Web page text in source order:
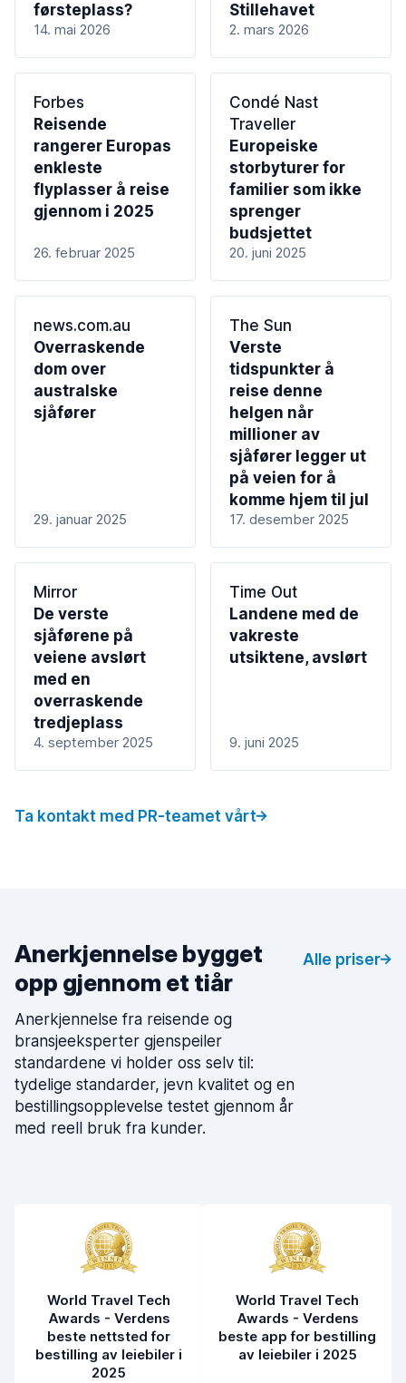
førsteplass?
14. mai 2026
Stillehavet
2. mars 2026
Forbes
Reisende
rangerer Europas
enkleste
flyplasser å reise
gjennom i 2025
26. februar 2025
Condé Nast
Traveller
Europeiske
storbyturer for
familier som ikke
sprenger
budsjettet
20. juni 2025
news.com.au
Overraskende
dom over
australske
sjåfører
29. januar 2025
The Sun
Verste
tidspunkter å
reise denne
helgen når
millioner av
sjåfører legger ut
på veien for å
komme hjem til jul
17. desember 2025
Mirror
De verste
sjåførene på
veiene avslørt
med en
overraskende
tredjeplass
4. september 2025
Time Out
Landene med de
vakreste
utsiktene, avslørt
9. juni 2025
Ta kontakt med PR-teamet vårt
Anerkjennelse bygget
opp gjennom et tiår
Anerkjennelse fra reisende og
bransjeeksperter gjenspeiler
standardene vi holder oss selv til:
tydelige standarder, jevn kvalitet og en
bestillingsopplevelse testet gjennom år
med reell bruk fra kunder.
Alle priser
World Travel Tech
Awards - Verdens
beste nettsted for
bestilling av leiebiler i
2025
World Travel Tech
Awards - Verdens
beste app for bestilling
av leiebiler i 2025